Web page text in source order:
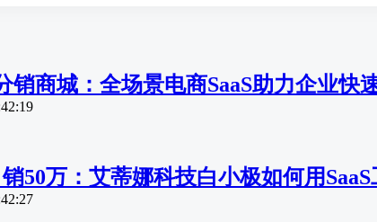
销商城：全场景电商SaaS助力企业快
50万：艾蒂娜科技白小极如何用